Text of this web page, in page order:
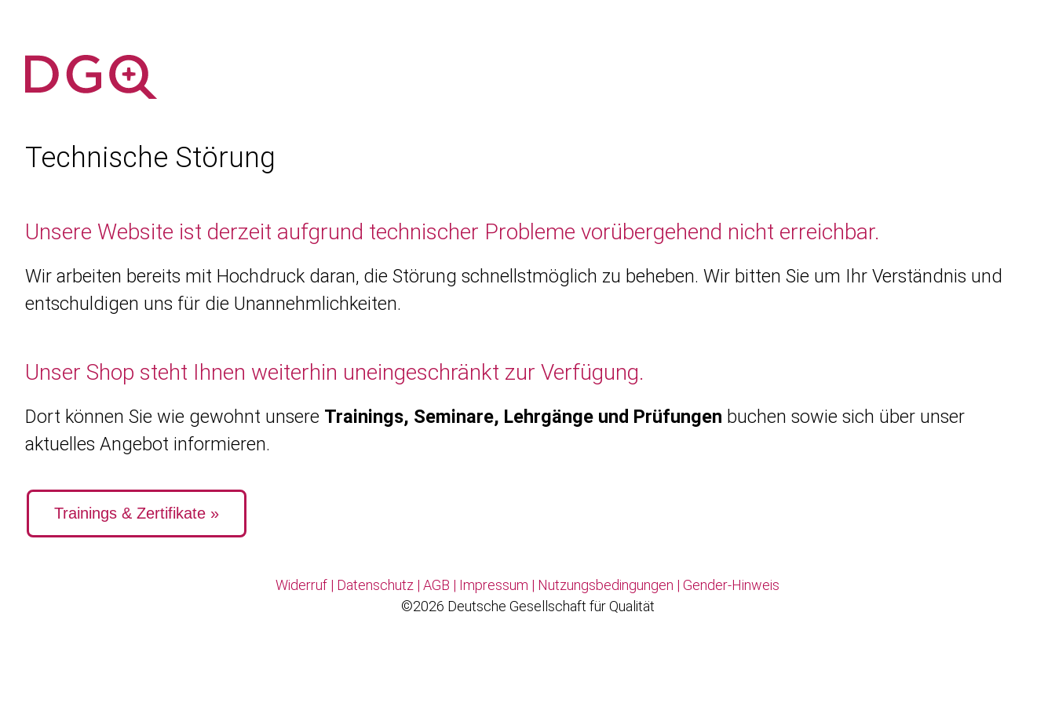
Technische Störung
Unsere Website ist derzeit aufgrund technischer Probleme vorübergehend nicht erreichbar.
Wir arbeiten bereits mit Hochdruck daran, die Störung schnellstmöglich zu beheben. Wir bitten Sie um Ihr Verständnis und
entschuldigen uns für die Unannehmlichkeiten.
Unser Shop steht Ihnen weiterhin uneingeschränkt zur Verfügung.
Dort können Sie wie gewohnt unsere Trainings, Seminare, Lehrgänge und Prüfungen buchen sowie sich über unser
aktuelles Angebot informieren.
Trainings & Zertifikate »
Widerruf | Datenschutz | AGB | Impressum | Nutzungsbedingungen | Gender-Hinweis
©2026 Deutsche Gesellschaft für Qualität